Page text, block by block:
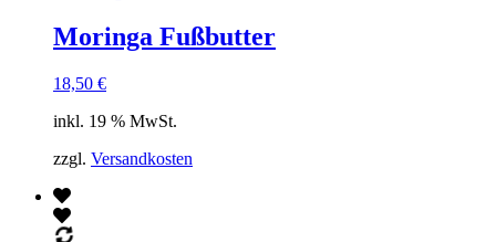
Moringa Fußbutter
18,50 €
inkl. 19 % MwSt.
zzgl. Versandkosten